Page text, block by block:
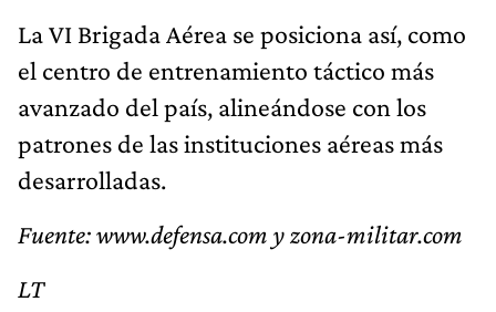
La VI Brigada Aérea se posiciona así, como
el centro de entrenamiento táctico más
avanzado del país, alineándose con los
patrones de las instituciones aéreas más
desarrolladas.
Fuente: www.defensa.com y zona-militar.com
LT